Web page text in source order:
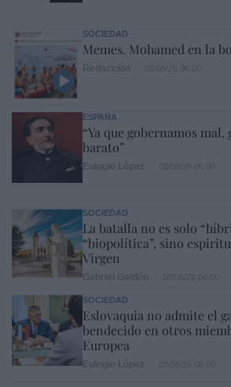
SOCIEDAD
Memes. Mohamed en la
ESPAÑA
“Ya que gobernamos mal,
barato”
SOCIEDAD
La batalla no es solo
“biopolítica”, sino
Virgen
SOCIEDAD
Eslovaquia no admite el
bendecido en otros
Europea